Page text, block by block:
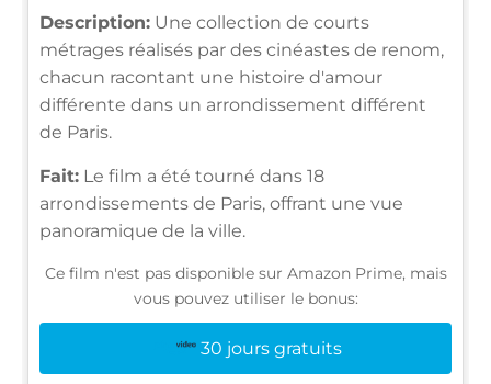
Description: Une collection de courts
métrages réalisés par des cinéastes de renom,
chacun racontant une histoire d'amour
différente dans un arrondissement différent
de Paris.
Fait: Le film a été tourné dans 18
arrondissements de Paris, offrant une vue
panoramique de la ville.
Ce film n'est pas disponible sur Amazon Prime, mais
vous pouvez utiliser le bonus:
30 jours gratuits